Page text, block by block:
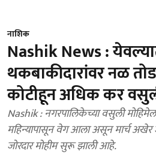
नाशिक
Nashik News :
थकबाकीदारांवर नळ
कोटीहून अधिक कर
Nashik : नगरपालिकेच्या वसुली
महिन्यापासून वेग आला असून मार्च
जोरदार मोहीम सुरू झाली आहे.